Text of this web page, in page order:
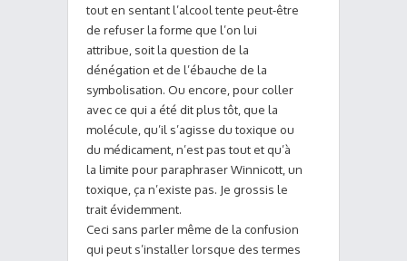
tout en sentant l’alcool tente peut-être
de refuser la forme que l’on lui
attribue, soit la question de la
dénégation et de l’ébauche de la
symbolisation. Ou encore, pour coller
avec ce qui a été dit plus tôt, que la
molécule, qu’il s’agisse du toxique ou
du médicament, n’est pas tout et qu’à
la limite pour paraphraser Winnicott, un
toxique, ça n’existe pas. Je grossis le
trait évidemment.
Ceci sans parler même de la confusion
qui peut s’installer lorsque des termes